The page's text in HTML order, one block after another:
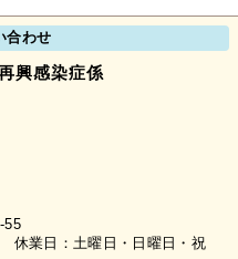
合わせ
興感染症係
55
休業日：土曜日・日曜日・祝